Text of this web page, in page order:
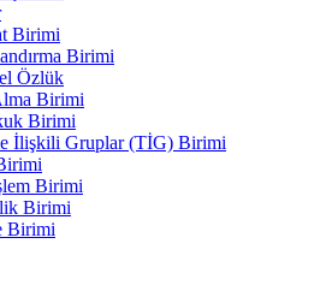
Birimi
Birimi
Özlük
Birimi
Birimi
İlişkili Gruplar (TİG) Birimi
Birimi
Birimi
Birimi